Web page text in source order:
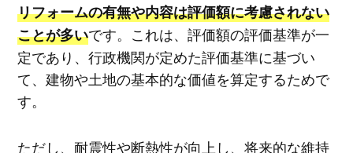
リフォームの有無や内容は評価額に考慮されない
ことが多いです。これは、評価額の評価基準が一
定であり、行政機関が定めた評価基準に基づい
て、建物や土地の基本的な価値を算定するためで
す。
ただし、耐震性や断熱性が向上し、将来的な維持